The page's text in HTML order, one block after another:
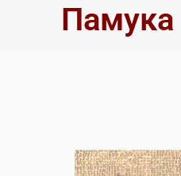
Памука